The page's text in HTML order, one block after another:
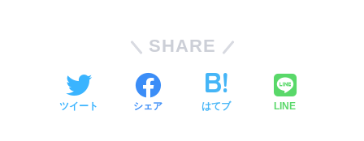
SHARE
ツイート シェア はてブ LINE